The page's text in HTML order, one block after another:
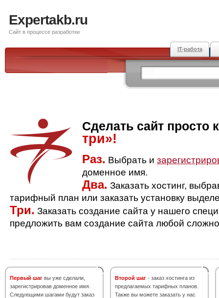
Expertakb.ru
Сайт в процессе разработки
IT-работа
Сделать сайт просто
три»!
Раз. Выбрать и
доменное имя.
Два. Заказать хостинг,
тарифный план или заказать установку
Три. Заказать создание сайта у нашего
предложить вам создание сайта любой
Первый шаг вы уже сделали,
зарегистрировав доменное имя.
Следующими шагами будут заказ
Второй шаг - заказ хостинга из
предлагаемых тарифных планов.
Также вы можете заказать у нас